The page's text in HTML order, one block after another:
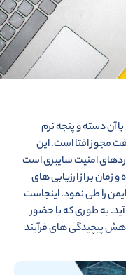
آن دسته و پنجه نرم
مجوز افتا است. این
امنیت سایبری است
زمان بر از ارزیابی های
را طی نمود. اینجاست
به طوری که با حضور
پیچیدگی های فرآیند